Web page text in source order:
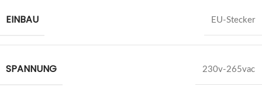
EINBAU EU-Stecker
SPANNUNG 230v-265vac